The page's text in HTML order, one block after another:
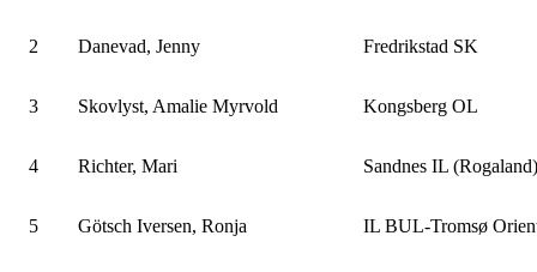
2 Danevad, Jenny Fredrikstad SK
3 Skovlyst, Amalie Myrvold Kongsberg OL
4 Richter, Mari Sandnes IL (Rogaland)
5 Götsch Iversen, Ronja IL BUL-Tromsø